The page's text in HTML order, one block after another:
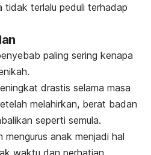
tidak terlalu peduli terhadap
paling sering kenapa
drastis selama masa
melahirkan, berat badan
seperti semula.
mengurus anak menjadi hal
waktu dan perhatian